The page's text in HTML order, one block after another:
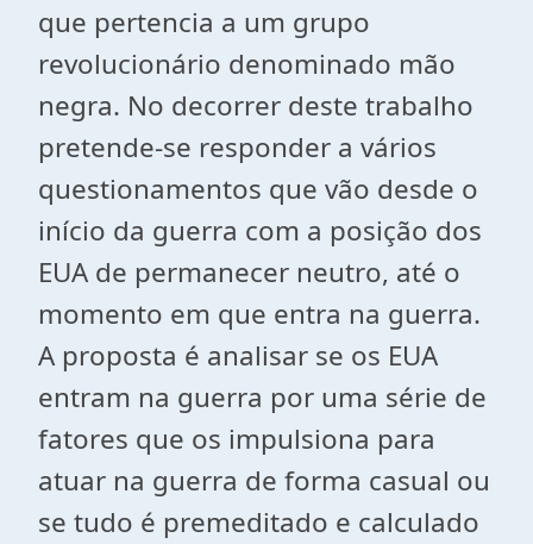
que pertencia a um grupo
revolucionário denominado mão
negra. No decorrer deste trabalho
pretende-se responder a vários
questionamentos que vão desde o
início da guerra com a posição dos
EUA de permanecer neutro, até o
momento em que entra na guerra.
A proposta é analisar se os EUA
entram na guerra por uma série de
fatores que os impulsiona para
atuar na guerra de forma casual ou
se tudo é premeditado e calculado